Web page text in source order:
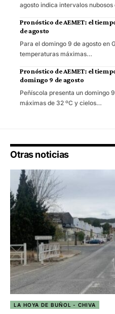
agosto indica intervalos
Pronóstico de AEMET: el
de agosto
Para el domingo 9 de agosto en
temperaturas máximas…
Pronóstico de AEMET: el
domingo 9 de agosto
Peñíscola presenta un domingo
máximas de 32 ºC y cielos…
Otras noticias
LA HOYA DE BUÑOL - CHIVA